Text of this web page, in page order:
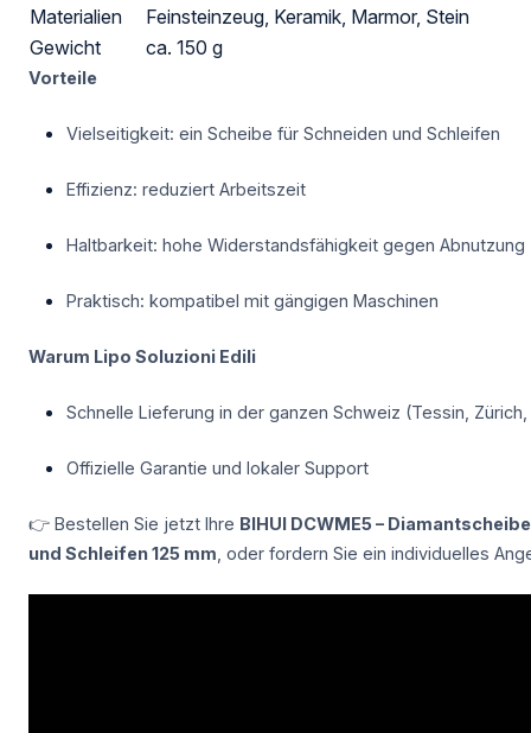
Materialien
Feinsteinzeug, Keramik, Marmor, Stein
Gewicht
ca. 150 g
Vorteile
Vielseitigkeit: ein Scheibe für Schneiden und Schleifen
Effizienz: reduziert Arbeitszeit
Haltbarkeit: hohe Widerstandsfähigkeit gegen Abnutzung
Praktisch: kompatibel mit gängigen Maschinen
Warum Lipo Soluzioni Edili
Schnelle Lieferung in der ganzen Schweiz (Tessin,
Offizielle Garantie und lokaler Support
👉 Bestellen Sie jetzt Ihre BIHUI DCWME5 –
und Schleifen 125 mm , oder fordern Sie ein individuelles